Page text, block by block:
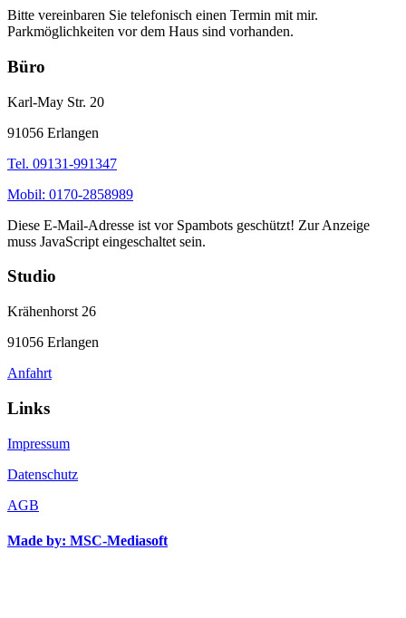
Bitte vereinbaren Sie telefonisch einen Termin mit mir.
Parkmöglichkeiten vor dem Haus sind vorhanden.
Büro
Karl-May Str. 20
91056 Erlangen
Tel. 09131-991347
Mobil: 0170-2858989
Diese E-Mail-Adresse ist vor Spambots geschützt! Zur Anzeige
muss JavaScript eingeschaltet sein.
Studio
Krähenhorst 26
91056 Erlangen
Anfahrt
Links
Impressum
Datenschutz
AGB
Made by: MSC-Mediasoft